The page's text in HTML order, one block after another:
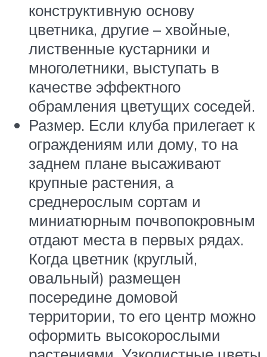
конструктивную основу
цветника, другие – хвойные,
лиственные кустарники и
многолетники, выступать в
качестве эффектного
обрамления цветущих соседей.
Размер. Если клуба прилегает к
ограждениям или дому, то на
заднем плане высаживают
крупные растения, а
среднерослым сортам и
миниатюрным почвопокровным
отдают места в первых рядах.
Когда цветник (круглый,
овальный) размещен
посередине домовой
территории, то его центр можно
оформить высокорослыми